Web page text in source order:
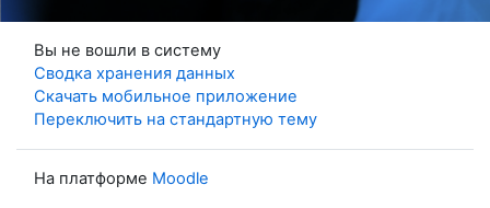
Вы не вошли в систему
Сводка хранения данных
Скачать мобильное приложение
Переключить на стандартную тему
На платформе Moodle